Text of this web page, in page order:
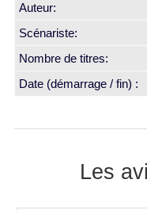
Auteur:
Scénariste:
Nombre de titres:
Date (démarrage / fin) :
Les